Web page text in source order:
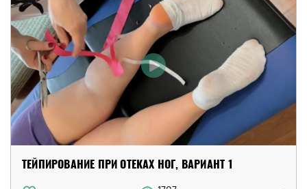
ТЕЙПИРОВАНИЕ ПРИ ОТЕКАХ НОГ, ВАРИАНТ 1